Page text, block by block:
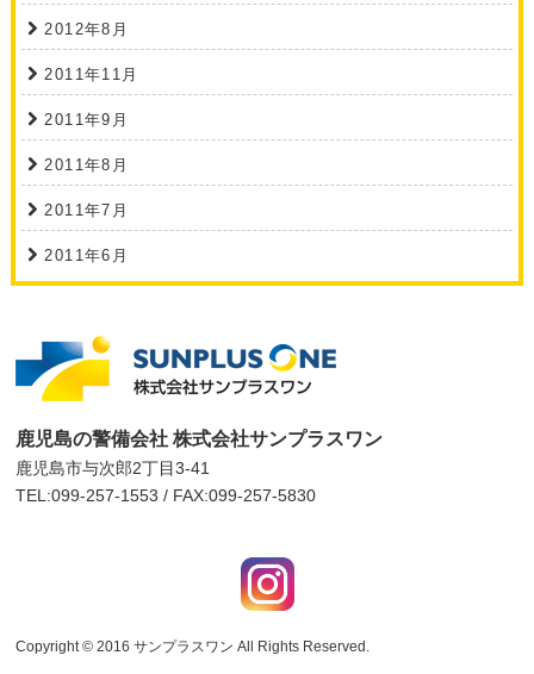
2012年8月
2011年11月
2011年9月
2011年8月
2011年7月
2011年6月
鹿児島の警備会社 株式会社サンプラスワン
鹿児島市与次郎2丁目3-41
TEL:099-257-1553 / FAX:099-257-5830
Copyright © 2016サンプラスワン All Rights Reserved.